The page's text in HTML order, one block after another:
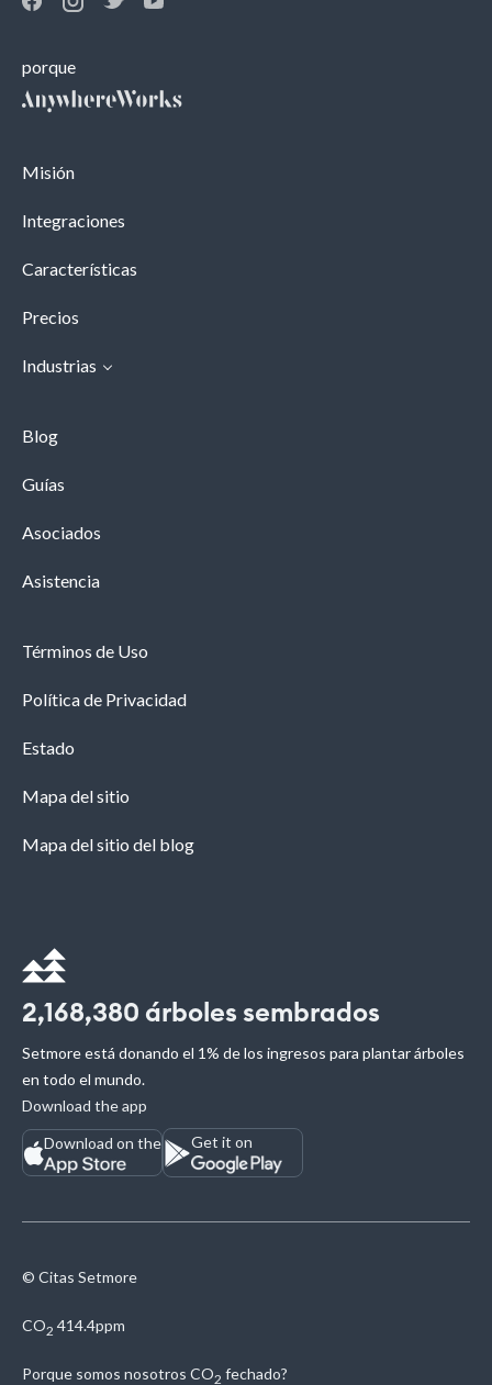
porque
Misión
Integraciones
Características
Precios
Industrias
Blog
Guías
Asociados
Asistencia
Términos de Uso
Política de Privacidad
Estado
Mapa del sitio
Mapa del sitio del blog
2,168,380 árboles sembrados
Setmore está donando el 1% de los ingresos para plantar árboles
en todo el mundo.
Download the app
Download on the
Get it on
© Citas Setmore
CO2 414.4ppm
Porque somos nosotros CO2 fechado?